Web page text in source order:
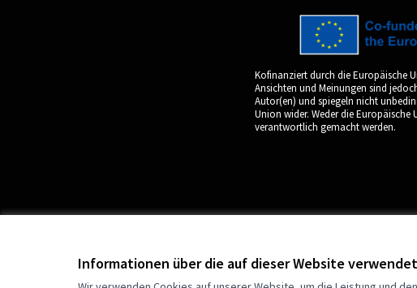
Informationen über die auf dieser Website
Kofinanziert durch die Europäische
Ansichten und Meinungen sind
Autor(en) und spiegeln nicht
Union wider. Weder die Europäische
verantwortlich gemacht werden.